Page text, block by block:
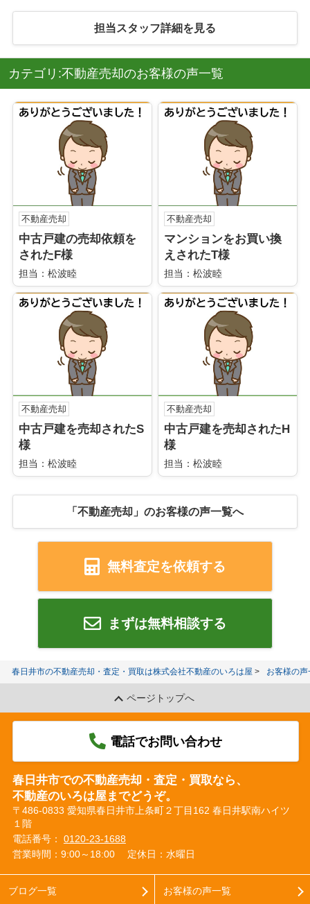
担当スタッフ詳細を見る
カテゴリ:不動産売却のお客様の声一覧
不動産売却
中古戸建の売却依頼を
されたF様
担当：松波睦
不動産売却
マンションをお買い換
えされたT様
担当：松波睦
不動産売却
中古戸建を売却されたS
様
担当：松波睦
不動産売却
中古戸建を売却されたH
様
担当：松波睦
「不動産売却」のお客様の声一覧へ
無料査定を依頼する
まずは無料相談する
春日井市の不動産売却・査定・買取は株式会社不動産のいろは屋 お客様の声
ページトップへ
電話でお問い合わせ
春日井市での不動産売却・査定・買取なら、
不動産のいろは屋までどうぞ。
〒486-0833 愛知県春日井市上条町２丁目162 春日井駅南ハイツ
１階
電話番号： 0120-23-1688
営業時間：9:00～18:00
定休日：水曜日
ブログ一覧 お客様の声一覧